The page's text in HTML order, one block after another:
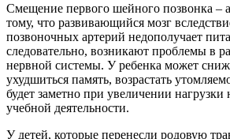
Смещение первого шейного позвонка –
тому, что развивающийся мозг
позвоночных артерий недополучает
следовательно, возникают проблемы в
нервной системы. У ребенка может
ухудшиться память, возрастать
будет заметно при увеличении нагрузки
учебной деятельности.
У детей, которые перенесли родовую